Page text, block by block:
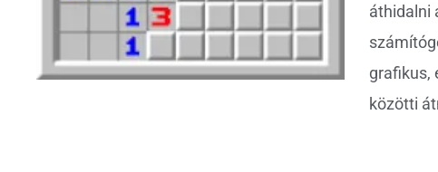
áthidalni
grafikus,
közötti